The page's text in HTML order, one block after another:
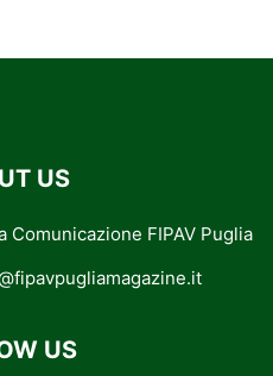
US
Comunicazione FIPAV Puglia
US